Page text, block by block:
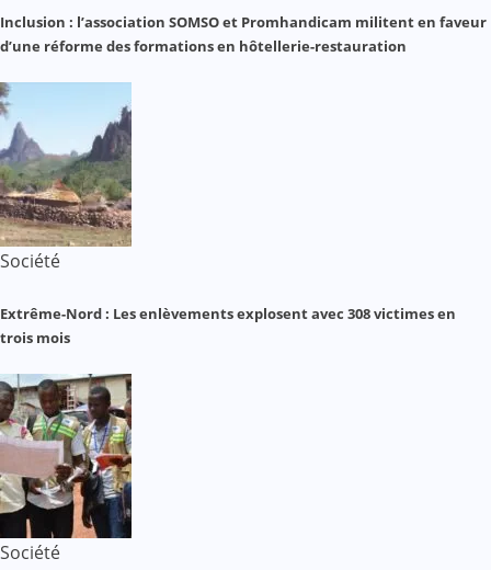
Inclusion : l’association SOMSO et Promhandicam militent en faveur
d’une réforme des formations en hôtellerie-restauration
Société
Extrême-Nord : Les enlèvements explosent avec 308 victimes en
trois mois
Société